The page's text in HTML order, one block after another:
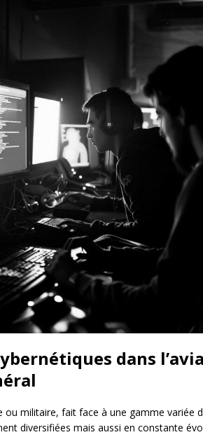
dans
ou militaire, fait face à une gamme variée
diversifiées mais aussi en constante